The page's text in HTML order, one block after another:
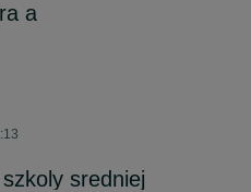
a
sredniej